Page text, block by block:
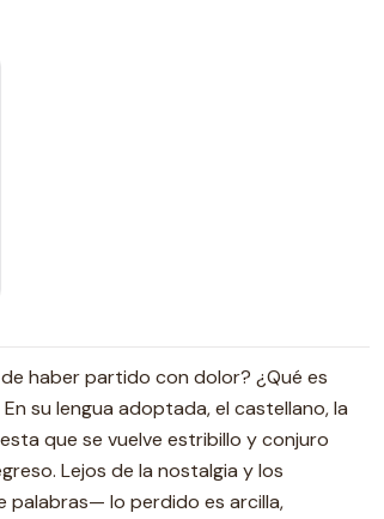
haber partido con dolor? ¿Qué es
su lengua adoptada, el castellano, la
que se vuelve estribillo y conjuro
Lejos de la nostalgia y los
palabras— lo perdido es arcilla,